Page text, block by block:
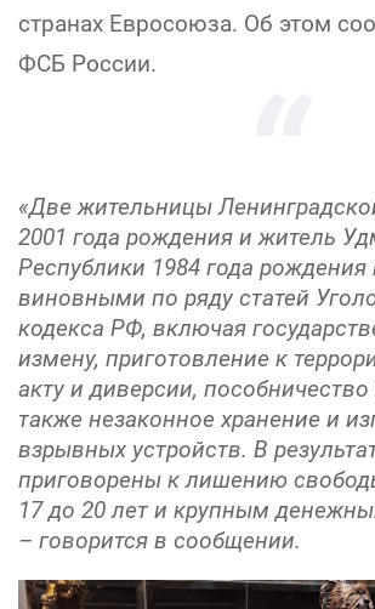
странах Евросоюза. Об этом
ФСБ России.
«Две жительницы
2001 года рождения и житель
Республики 1984 года
виновными по ряду статей
кодекса РФ, включая
измену, приготовление к
акту и диверсии,
также незаконное хранение и
взрывных устройств. В
приговорены к лишению
17 до 20 лет и крупным
– говорится в сообщении.